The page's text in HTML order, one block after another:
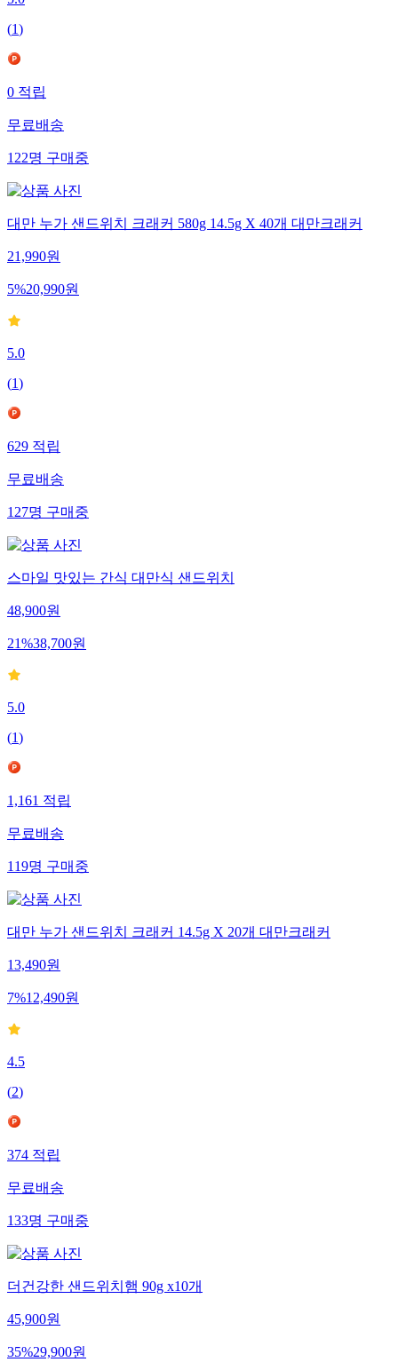
(1)
0적립
무료배송
122명구매중
대만 누가 샌드위치 크래커 580g 14.5g X 40개 대만크래커
21,990원
5%20,990원
5.0
(1)
629적립
무료배송
127명구매중
스마일 맛있는 간식 대만식 샌드위치
48,900원
21%38,700원
5.0
(1)
1,161적립
무료배송
119명구매중
대만 누가 샌드위치 크래커 14.5g X 20개 대만크래커
13,490원
7%12,490원
4.5
(2)
374적립
무료배송
133명구매중
더건강한 샌드위치햄 90g x10개
45,900원
35%29,900원